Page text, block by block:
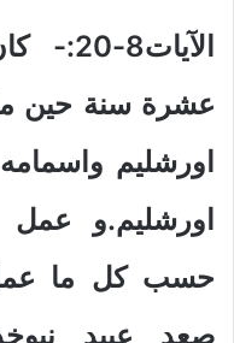
عشرة سنة حين
اورشليم
اورشليم.و
حسب كل ما عمل
صعد عبيد